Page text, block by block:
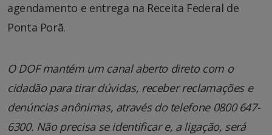
agendamento e entrega na Receita Federal de
Ponta Porã.
O DOF mantém um canal aberto direto com o
cidadão para tirar dúvidas, receber reclamações e
denúncias anônimas, através do telefone 0800 647-
6300. Não precisa se identificar e, a ligação, será